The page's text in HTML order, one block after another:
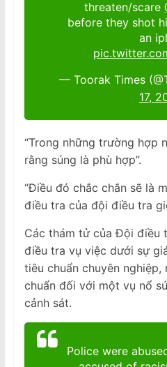
threaten/scare
before they shot
an
— Toorak Times
17,
“Trong những trường hợp
rằng súng là phù hợp”.
“Điều đó chắc chắn sẽ là
điều tra của đội điều tra
Các thám tử của Đội điều
điều tra vụ việc dưới sự
tiêu chuẩn chuyên
chuẩn đối với một vụ nổ
cảnh sát.
Police were